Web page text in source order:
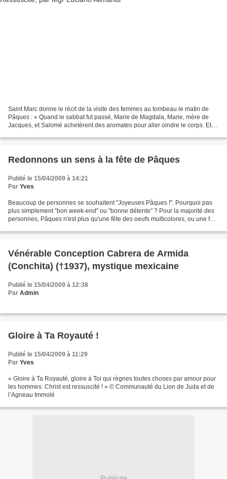
Saint Marc donne le récit de la visite des femmes au tombeau le matin de
Pâques : « Quand le sabbat fut passé, Marie de Magdala, Marie, mère de
Jacques, et Salomé achetèrent des aromates pour aller oindre le corps. Et
Redonnons un sens à la fête de Pâques
Publié le 15/04/2009 à 14:21
Par Yves
Beaucoup de personnes se souhaitent "Joyeuses Pâques !". Pourquoi pas
plus simplement "bon week-end" ou "bonne détente" ? Pour la majorité des
personnes, Pâques n'est plus qu'une fête des oeufs multicolores, ou une fête
Vénérable Conception Cabrera de Armida
(Conchita) (†1937), mystique mexicaine
Publié le 15/04/2009 à 12:38
Par Admin
Gloire à Ta Royauté !
Publié le 15/04/2009 à 11:29
Par Yves
« Gloire à Ta Royauté, gloire à Toi qui règnes toutes choses par amour pour
les hommes. Christ est ressuscité ! » © Communauté du Lion de Juda et de
l’Agneau Immolé